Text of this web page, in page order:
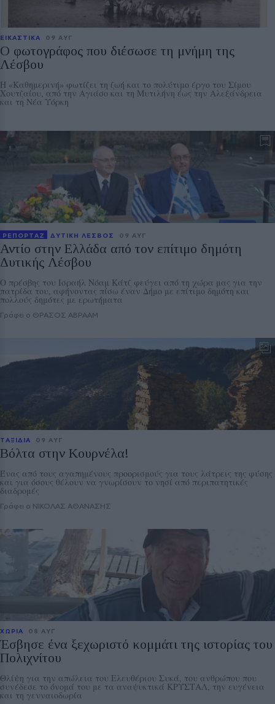
ΕΙΚΑΣΤΙΚΑ 09 ΑΥΓ
Ο φωτογράφος που διέσωσε τη μνήμη της
Λέσβου
Η «Καθημερινή» φωτίζει τη ζωή και το πολύτιμο έργο του Σίμου
Χουτζαίου, από την Αγιάσο και τη Μυτιλήνη έως την Αλεξάνδρεια
και τη Νέα Υόρκη
ΡΕΠΟΡΤΑΖ ΔΥΤΙΚΗ ΛΕΣΒΟΣ 09 ΑΥΓ
Αντίο στην Ελλάδα από τον επίτιμο δημότη
Δυτικής Λέσβου
Ο πρέσβης του Ισραήλ Νόαμ Κάτζ φεύγει από τη χώρα μας για την
πατρίδα του, αφήνοντας πίσω έναν Δήμο με επίτιμο δημότη και
πολλούς δημότες με ερωτήματα
Γράφει ο ΘΡΑΣΟΣ ΑΒΡΑΑΜ
ΤΑΞΙΔΙΑ 09 ΑΥΓ
Βόλτα στην Κουρνέλα!
Ένας από τους αγαπημένους προορισμούς για τους λάτρεις της φύσης
και για όσους θέλουν να γνωρίσουν το νησί από περιπατητικές
διαδρομές
Γράφει ο ΝΙΚΟΛΑΣ ΑΘΑΝΑΣΗΣ
ΧΩΡΙΑ 08 ΑΥΓ
Έσβησε ένα ξεχωριστό κομμάτι της ιστορίας του
Πολιχνίτου
Θλίψη για την απώλεια του Ελευθέριου Συκά, του ανθρώπου που
συνέδεσε το όνομά του με τα αναψυκτικά ΚΡΥΣΤΑΛ, την ευγένεια
και τη γενναιοδωρία